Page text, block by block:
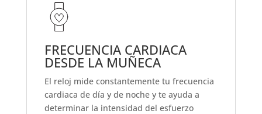
FRECUENCIA CARDIACA
DESDE LA MUÑECA
El reloj mide constantemente tu frecuencia
cardiaca de día y de noche y te ayuda a
determinar la intensidad del esfuerzo